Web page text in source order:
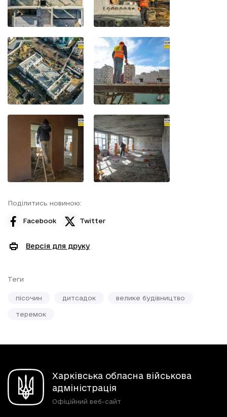
Поділитись новиною:
Facebook Twitter
Версія для друку
Теги
пісочин дитсадок велике будівництво
теремок
Харківська обласна військова
адміністрація
Офіційний веб-сайт